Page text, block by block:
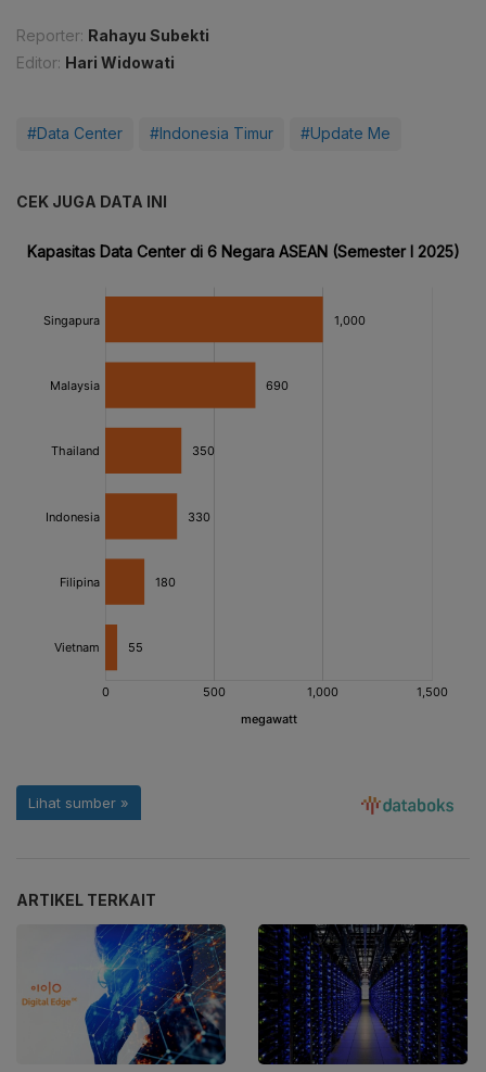
Reporter: Rahayu Subekti
Editor: Hari Widowati
#Data Center #Indonesia Timur #Update Me
CEK JUGA DATA INI
ARTIKEL TERKAIT